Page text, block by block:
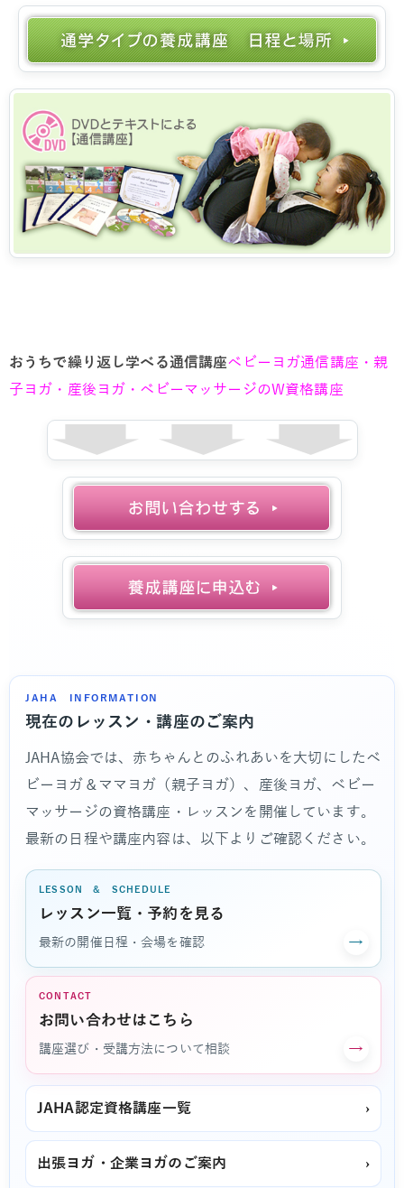
おうちで繰り返し学べる通信講座ベビーヨガ通信講座・親
子ヨガ・産後ヨガ・ベビーマッサージのW資格講座
JAHA INFORMATION
現在のレッスン・講座のご案内
JAHA協会では、赤ちゃんとのふれあいを大切にしたベ
ビーヨガ＆ママヨガ（親子ヨガ）、産後ヨガ、ベビー
マッサージの資格講座・レッスンを開催しています。
最新の日程や講座内容は、以下よりご確認ください。
LESSON & SCHEDULE
レッスン一覧・予約を見る
最新の開催日程・会場を確認 →
CONTACT
お問い合わせはこちら
講座選び・受講方法について相談 →
JAHA認定資格講座一覧 ›
出張ヨガ・企業ヨガのご案内 ›